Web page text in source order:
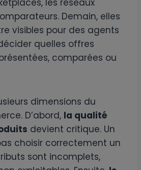
Demain, elles
visibles pour des agents
quelles offres
comparées ou
dimensions du
D’abord, la qualité
devient critique. Un
choisir correctement un
sont incomplets,